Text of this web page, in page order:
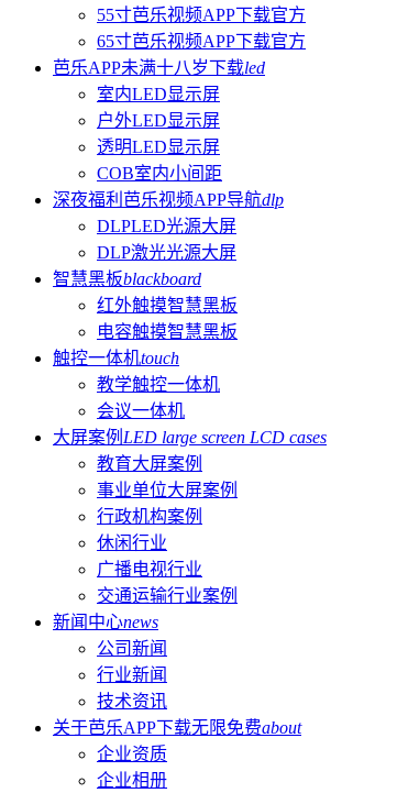
55寸芭乐视频APP下载官方
65寸芭乐视频APP下载官方
芭乐APP未满十八岁下载led
室内LED显示屏
户外LED显示屏
透明LED显示屏
COB室内小间距
深夜福利芭乐视频APP导航dlp
DLPLED光源大屏
DLP激光光源大屏
智慧黑板blackboard
红外触摸智慧黑板
电容触摸智慧黑板
触控一体机touch
教学触控一体机
会议一体机
大屏案例 LED large screen LCD cases
教育大屏案例
事业单位大屏案例
行政机构案例
休闲行业
广播电视行业
交通运输行业案例
新闻中心news
公司新闻
行业新闻
技术资讯
关于芭乐APP下载无限免费about
企业资质
企业相册